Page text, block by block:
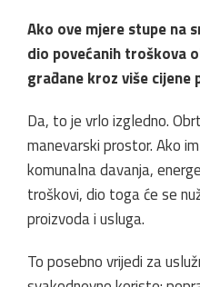
Ako ove mjere stupe na
dio povećanih troškova
građane kroz više cijene
Da, to je vrlo izgledno.
manevarski prostor. Ako
komunalna davanja,
troškovi, dio toga će se
proizvoda i usluga.
To posebno vrijedi za